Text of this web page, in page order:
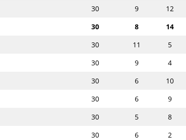
30 9 12
30 8 14
30 11 5
30 9 4
30 6 10
30 6 9
30 5 8
30 6 2